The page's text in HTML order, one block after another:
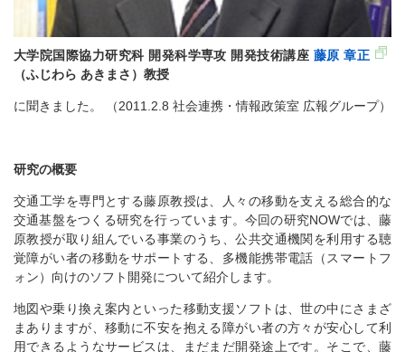
大学院国際協力研究科 開発科学専攻 開発技術講座 藤原 章正
（ふじわら あきまさ）教授
に聞きました。 （2011.2.8 社会連携・情報政策室 広報グループ）
研究の概要
交通工学を専門とする藤原教授は、人々の移動を支える総合的な
交通基盤をつくる研究を行っています。今回の研究NOWでは、藤
原教授が取り組んでいる事業のうち、公共交通機関を利用する聴
覚障がい者の移動をサポートする、多機能携帯電話（スマートフ
ォン）向けのソフト開発について紹介します。
地図や乗り換え案内といった移動支援ソフトは、世の中にさまざ
まありますが、移動に不安を抱える障がい者の方々が安心して利
用できるようなサービスは、まだまだ開発途上です。そこで、藤